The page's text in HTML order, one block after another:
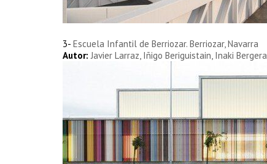
3- Escuela Infantil de Berriozar. Berriozar, Navarra
Autor: Javier Larraz, Iñigo Beriguistain, Inaki Bergera